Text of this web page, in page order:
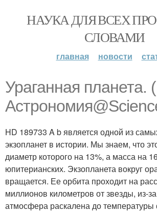
НАУКА ДЛЯ ВСЕХ
СЛОВАМИ
главная новости
Ураганная планета. (
HD 189733 A b является одной из
экзопланет в истории. Мы знаем, что
диаметр которого на 13%, а масса на
юпитерианских. Экзопланета вокруг
вращается. Ее орбита проходит на
миллионов километров от звезды, из-
атмосфера раскалена до